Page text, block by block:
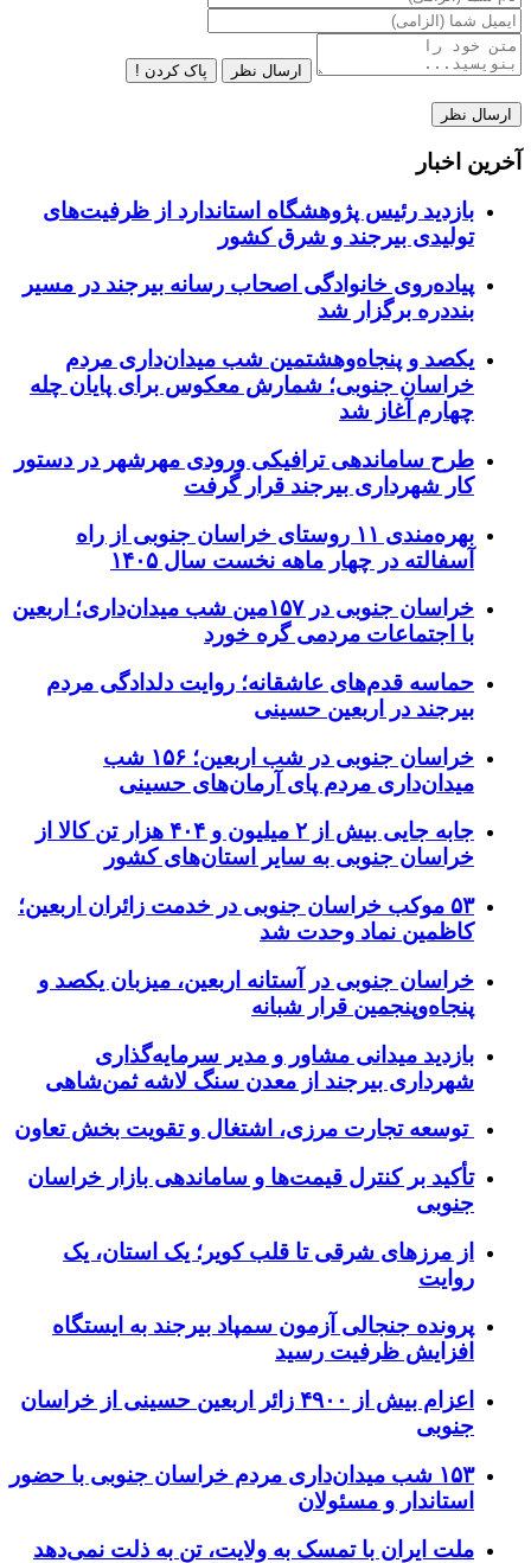
ارسال نظر پاک کردن !
آخرین اخبار
بازدید رئیس پژوهشگاه استاندارد از ظرفیت‌های
تولیدی بیرجند و شرق کشور
پیاده‌روی خانوادگی اصحاب رسانه بیرجند در مسیر
بنددره برگزار شد
یکصد و پنجاه‌وهشتمین شب میدان‌داری مردم
خراسان جنوبی؛ شمارش معکوس برای پایان چله
چهارم آغاز شد
طرح ساماندهی ترافیکی ورودی مهرشهر در دستور
کار شهرداری بیرجند قرار گرفت
بهره‌مندی ۱۱ روستای خراسان جنوبی از راه
آسفالته در چهار ماهه نخست سال ۱۴۰۵
خراسان جنوبی در ۱۵۷مین شب میدان‌داری؛ اربعین
با اجتماعات مردمی گره خورد
حماسه قدم‌های عاشقانه؛ روایت دلدادگی مردم
بیرجند در اربعین حسینی
خراسان جنوبی در شب اربعین؛ ۱۵۶ شب
میدان‌داری مردم پای آرمان‌های حسینی
جابه جایی بیش از ۲ میلیون و ۴۰۴ هزار تن کالا از
خراسان جنوبی به سایر استان‌های کشور
۵۳ موکب خراسان جنوبی در خدمت زائران اربعین؛
کاظمین نماد وحدت شد
خراسان جنوبی در آستانه اربعین، میزبان یکصد و
پنجاه‌وپنجمین قرار شبانه
بازدید میدانی مشاور و مدیر سرمایه‌گذاری
شهرداری بیرجند از معدن سنگ لاشه ثمن‌شاهی
توسعه تجارت مرزی، اشتغال و تقویت بخش تعاون
تأکید بر کنترل قیمت‌ها و ساماندهی بازار خراسان
جنوبی
از مرزهای شرقی تا قلب کویر؛ یک استان، یک
روایت
پرونده جنجالی آزمون سمپاد بیرجند به ایستگاه
افزایش ظرفیت رسید
اعزام بیش از ۴۹۰۰ زائر اربعین حسینی از خراسان
جنوبی
۱۵۳ شب میدان‌داری مردم خراسان جنوبی با حضور
استاندار و مسئولان
ملت ایران با تمسک به ولایت، تن به ذلت نمی‌دهد